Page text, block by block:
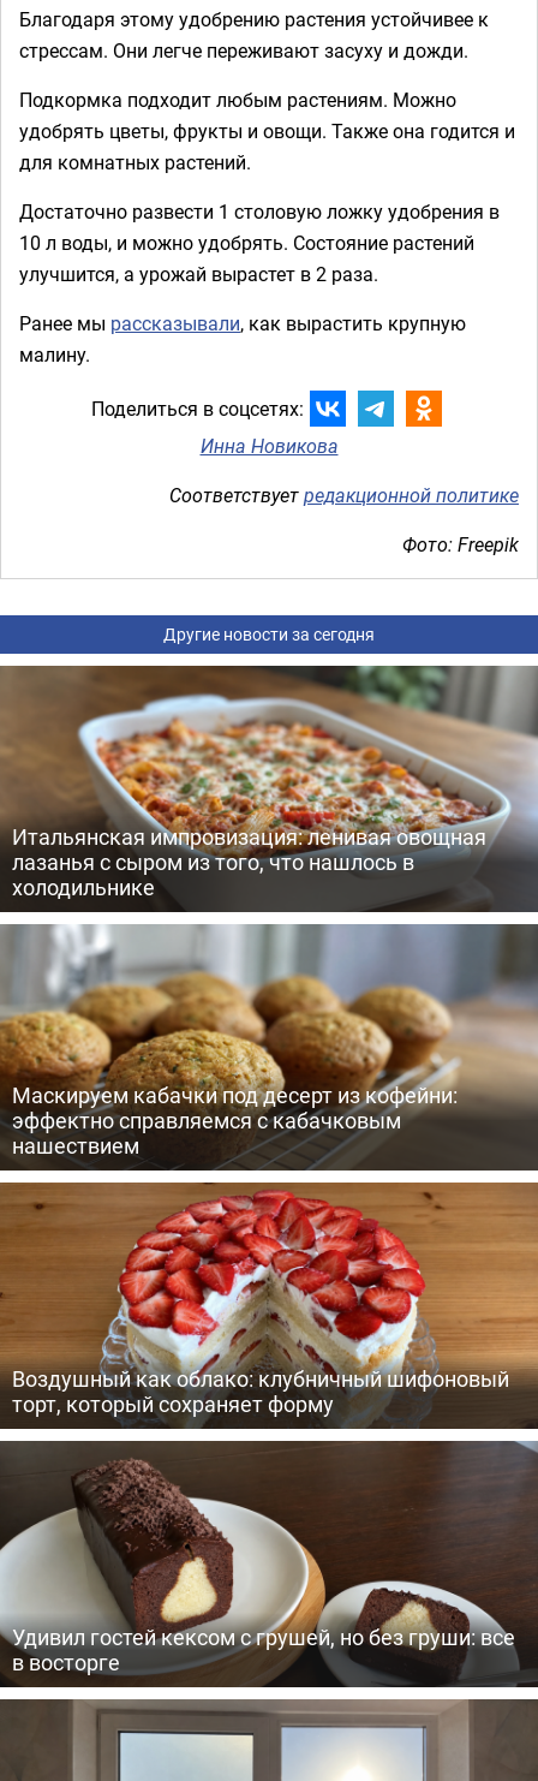
Благодаря этому удобрению растения устойчивее к
стрессам. Они легче переживают засуху и дожди.
Подкормка подходит любым растениям. Можно
удобрять цветы, фрукты и овощи. Также она годится и
для комнатных растений.
Достаточно развести 1 столовую ложку удобрения в
10 л воды, и можно удобрять. Состояние растений
улучшится, а урожай вырастет в 2 раза.
Ранее мы рассказывали, как вырастить крупную
малину.
Поделиться в соцсетях:
Инна Новикова
Соответствуетредакционной политике
Фото: Freepik
Другие новости за сегодня
Итальянская импровизация: ленивая овощная
лазанья с сыром из того, что нашлось в
холодильнике
Маскируем кабачки под десерт из кофейни:
эффектно справляемся с кабачковым
нашествием
Воздушный как облако: клубничный шифоновый
торт, который сохраняет форму
Удивил гостей кексом с грушей, но без груши: все
в восторге